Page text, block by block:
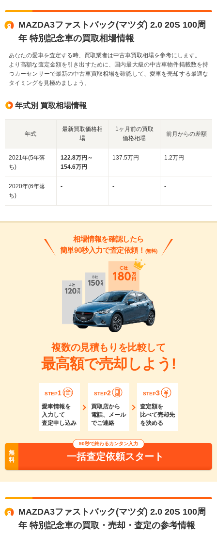
MAZDA3ファストバック(マツダ) 2.0 20S 100周
年 特別記念車の買取相場情報
あなたの愛車を査定する時、買取業者は中古車買取相場を参考にします。
より高額な査定金額を引き出すために、国内最大級の中古車物件掲載数を持
つカーセンサーで最新の中古車買取相場を確認して、愛車を売却する最適な
タイミングを見極めましょう。
年式別 買取相場情報
年式
最新買取価格相
場
1ヶ月前の買取
価格相場
前月からの差額
2021年(5年落
ち)
122.8万円～
154.6万円
137.5万円 1.2万円
2020年(6年落
ち)
- - -
相場情報を確認したら
簡単90秒入力で査定依頼！ (無料)
複数の見積もりを比較して
最高額で売却しよう!
STEP1
愛車情報を
入力して
査定申し込み
STEP2
買取店から
電話、メール
でご連絡
STEP3
査定額を
比べて売却先
を決める
無
料
90秒で終わるカンタン入力
一括査定依頼スタート
MAZDA3ファストバック(マツダ) 2.0 20S 100周
年 特別記念車の買取・売却・査定の参考情報